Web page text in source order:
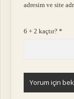
adresim ve site
6 + 2 kaçtır?*